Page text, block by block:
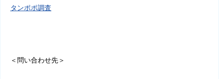
タンポポ調査
＜問い合わせ先＞